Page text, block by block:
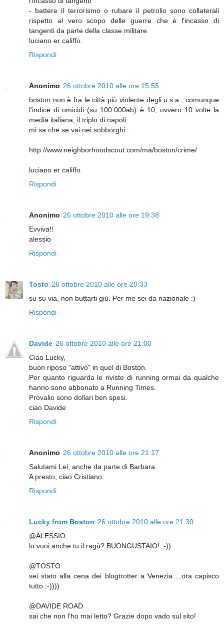
- battere il terrorismo o rubare il petrolio sono collaterali
rispetto al vero scopo delle guerre che è l'incasso di
tangenti da parte della classe militare.
luciano er califfo.
Rispondi
Anonimo 26 ottobre 2010 alle ore 15:55
boston non è fra le città più violente degli u.s.a., comunque
l'indice di omicidi (su 100.000ab) è 10, ovvero 10 volte la
media italiana, il triplo di napoli.
mi sa che se vai nei sobborghi...
http://www.neighborhoodscout.com/ma/boston/crime/
luciano er califfo.
Rispondi
Anonimo 26 ottobre 2010 alle ore 19:38
Evviva!!
alessio
Rispondi
Tosto 26 ottobre 2010 alle ore 20:33
su su via, non buttarti giù. Per me sei da nazionale :)
Rispondi
Davide 26 ottobre 2010 alle ore 21:00
Ciao Lucky,
buon riposo "attivo" in quel di Boston.
Per quanto riguarda le riviste di running ormai da qualche
hanno sono abbonato a Running Times.
Provalio sono dollari ben spesi.
ciao Davide
Rispondi
Anonimo 26 ottobre 2010 alle ore 21:17
Salutami Lei, anche da parte di Barbara.
A presto, ciao Cristiano
Rispondi
Lucky from Boston 26 ottobre 2010 alle ore 21:30
@ALESSIO
lo vuoi anche tu il ragù? BUONGUSTAIO! :-))
@TOSTO
sei stato alla cena dei blogtrotter a Venezia ...ora capisco
tutto :-))))
@DAVIDE ROAD
sai che non l'ho mai letto? Grazie dopo vado sul sito!